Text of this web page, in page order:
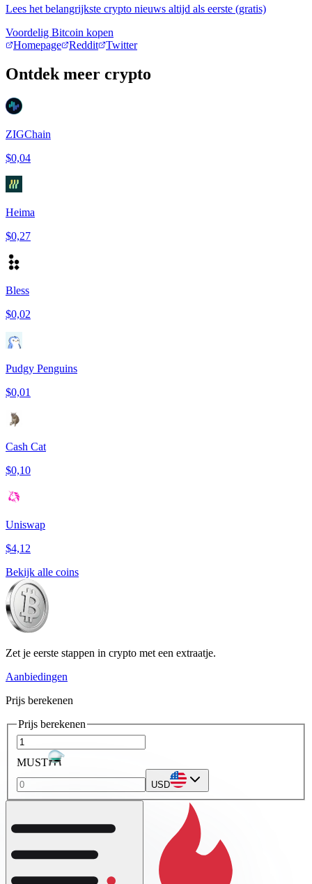
Lees het belangrijkste crypto nieuws altijd als eerste (gratis)
Voordelig Bitcoin kopen
Homepage
Reddit Twitter
Ontdek meer crypto
ZIGChain
$0,04
Heima
$0,27
Bless
$0,02
Pudgy Penguins
$0,01
Cash Cat
$0,10
Uniswap
$4,12
Bekijk alle coins
Zet je eerste stappen in crypto met een extraatje.
Aanbiedingen
Prijs berekenen
Prijs berekenen
MUST
USD